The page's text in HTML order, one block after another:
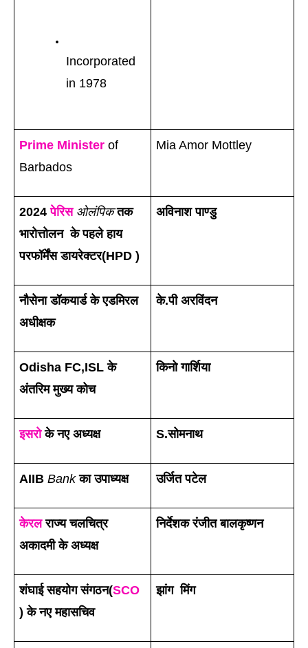
Incorporated
in 1978
Prime Minister of
Barbados
Mia Amor Mottley
2024 पेरिस ओलंपिक तक
भारोत्तोलन  के पहले हाय
परफॉर्मेंस डायरेक्टर(HPD )
अविनाश पाण्डु
नौसेना डॉकयार्ड के एडमिरल
अधीक्षक
के.पी अरविंदन
Odisha FC,ISL के
अंतरिम मुख्य कोच
किनो गार्शिया
इसरो के नए अध्यक्ष S.सोमनाथ
AIIB Bank का उपाध्यक्ष उर्जित पटेल
केरल राज्य चलचित्र
अकादमी के अध्यक्ष
निर्देशक रंजीत बालकृष्णन
शंघाई सहयोग संगठन(SCO
) के नए महासचिव
झांग  मिंग